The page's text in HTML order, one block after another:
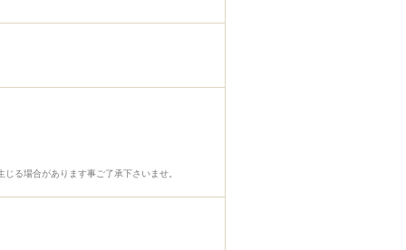
る場合があります事ご了承下さいませ。